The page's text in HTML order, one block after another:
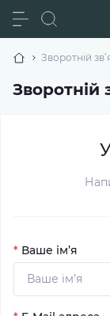
Зворотній
Зворотній
* Ваше ім’я